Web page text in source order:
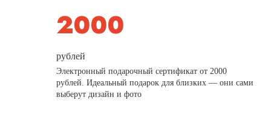
рублей
Электронный подарочный сертификат от 2000
рублей. Идеальный подарок для близких — они сами
выберут дизайн и фото